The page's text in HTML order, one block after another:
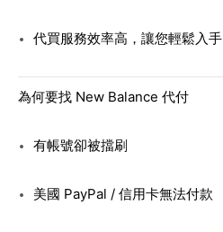
代買服務效率高，讓您輕鬆入手
為何要找 New Balance 代付
有帳號卻被擋刷
美國 PayPal / 信用卡無法付款